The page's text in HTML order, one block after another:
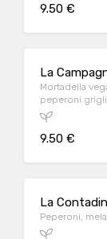
9.50 €
La
Mortadella
peperoni
9.50 €
La
Peperoni,